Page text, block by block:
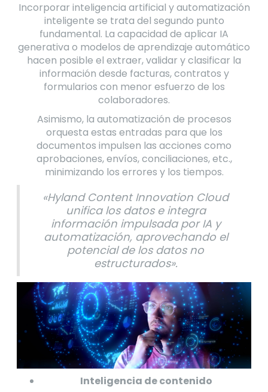
Incorporar inteligencia artificial y automatización
inteligente se trata del segundo punto
fundamental. La capacidad de aplicar IA
generativa o modelos de aprendizaje automático
hacen posible el extraer, validar y clasificar la
información desde facturas, contratos y
formularios con menor esfuerzo de los
colaboradores.
Asimismo, la automatización de procesos
orquesta estas entradas para que los
documentos impulsen las acciones como
aprobaciones, envíos, conciliaciones, etc.,
minimizando los errores y los tiempos.
«Hyland Content Innovation Cloud
unifica los datos e integra
información impulsada por IA y
automatización, aprovechando el
potencial de los datos no
estructurados».
Inteligencia de contenido